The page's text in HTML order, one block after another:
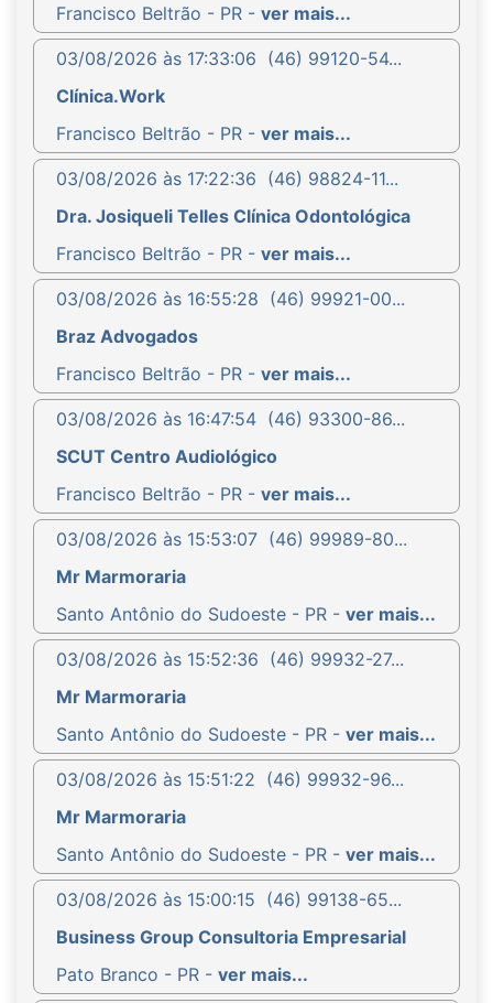
Francisco Beltrão - PR - ver mais...
03/08/2026 às 17:33:06 (46) 99120-54...
Clínica.Work
Francisco Beltrão - PR - ver mais...
03/08/2026 às 17:22:36 (46) 98824-11...
Dra. Josiqueli Telles Clínica Odontológica
Francisco Beltrão - PR - ver mais...
03/08/2026 às 16:55:28 (46) 99921-00...
Braz Advogados
Francisco Beltrão - PR - ver mais...
03/08/2026 às 16:47:54 (46) 93300-86...
SCUT Centro Audiológico
Francisco Beltrão - PR - ver mais...
03/08/2026 às 15:53:07 (46) 99989-80...
Mr Marmoraria
Santo Antônio do Sudoeste - PR - ver mais...
03/08/2026 às 15:52:36 (46) 99932-27...
Mr Marmoraria
Santo Antônio do Sudoeste - PR - ver mais...
03/08/2026 às 15:51:22 (46) 99932-96...
Mr Marmoraria
Santo Antônio do Sudoeste - PR - ver mais...
03/08/2026 às 15:00:15 (46) 99138-65...
Business Group Consultoria Empresarial
Pato Branco - PR - ver mais...